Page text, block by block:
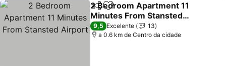
PartilharAdicionar aos favoritos
2 Bedroom Apartment 11
Minutes From Stansted
Airport
Ver preços
9,5 Excelente
13
a 0.6 km de Centro da cidade